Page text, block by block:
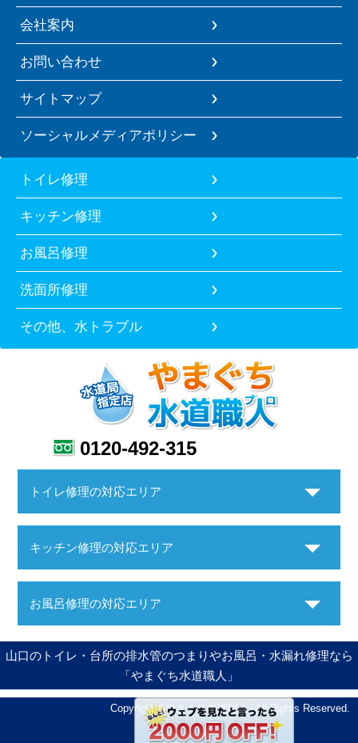
会社案内
お問い合わせ
サイトマップ
ソーシャルメディアポリシー
トイレ修理
キッチン修理
お風呂修理
洗面所修理
その他、水トラブル
0120-492-315
トイレ修理の対応エリア
キッチン修理の対応エリア
お風呂修理の対応エリア
山口のトイレ・台所の排水管のつまりやお風呂・水漏れ修理なら
「やまぐち水道職人」
Copyright ©やまぐち水道職人. All Rights Reserved.